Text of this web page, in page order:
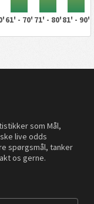
61' - 70' 71' - 80'81' - 90'
som Mål,
live odds
spørgsmål, tanker
os gerne.